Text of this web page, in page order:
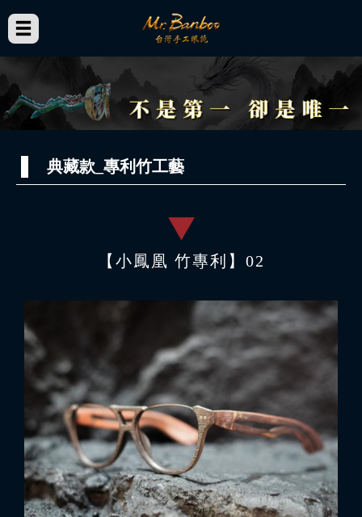
典藏款_專利竹工藝
【小鳳凰 竹專利】02